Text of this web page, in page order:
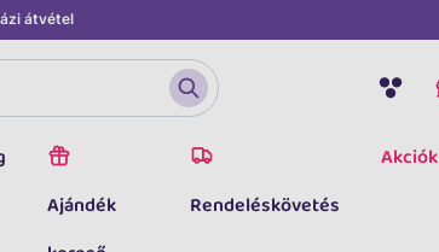
átvétel
Ajándék
Rendeléskövetés
Akciók